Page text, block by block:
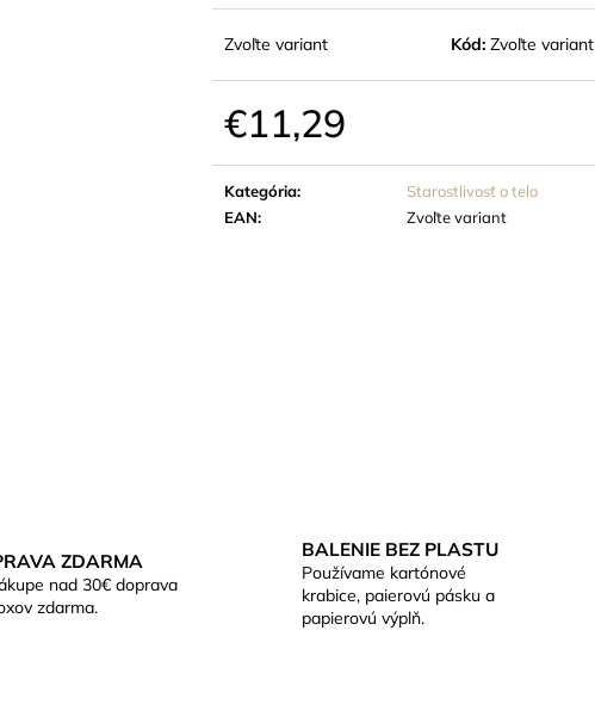
Zvoľte variant Kód: Zvoľte variant
€11,29
Kategória:
Starostlivosť o telo
EAN: Zvoľte variant
ZDARMA
nad 30€ doprava
zdarma.
BALENIE BEZ PLASTU
Používame kartónové
krabice, paierovú pásku a
papierovú výplň.
€1,92